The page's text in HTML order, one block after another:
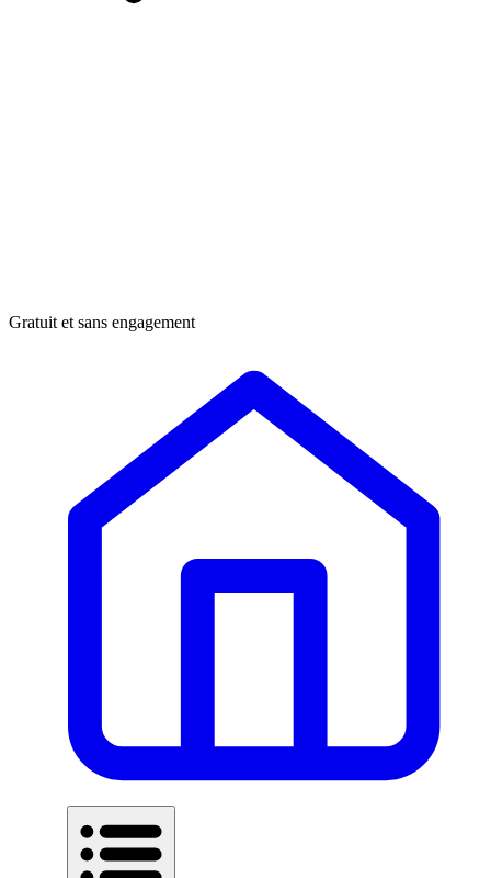
Gratuit et sans engagement